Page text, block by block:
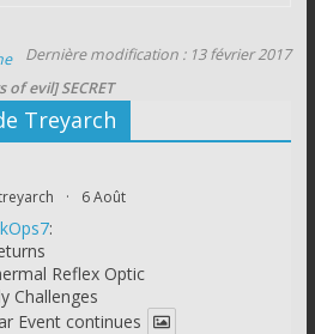
Dernière modification : 13 février 2017
of evil] SECRET
Treyarch
· 6 Août
:
Reflex Optic
Challenges
Event continues